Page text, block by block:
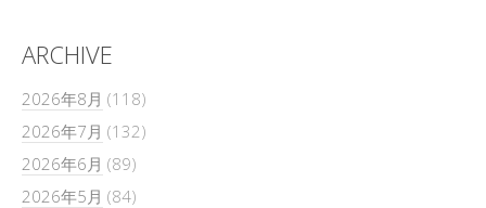
ARCHIVE
2026年8月 (118)
2026年7月 (132)
2026年6月 (89)
2026年5月 (84)